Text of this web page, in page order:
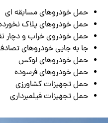
حمل خودروهای مسابقه ای
حمل خودروهای پلاک
حمل خودروی خراب و دچار
جا به جایی خودروهای
حمل خودروهای لوکس
حمل خودروهای فرسوده
حمل تجهیزات کشاورزی
حمل تجهیزات فیلمبرداری